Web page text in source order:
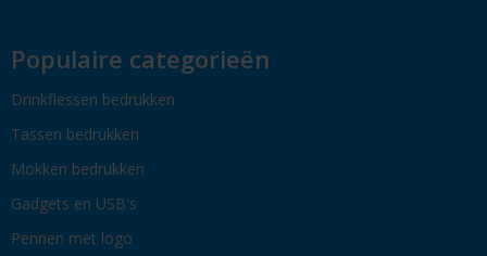
Populaire categorieën
Drinkflessen bedrukken
Tassen bedrukken
Mokken bedrukken
Gadgets en USB's
Pennen met logo